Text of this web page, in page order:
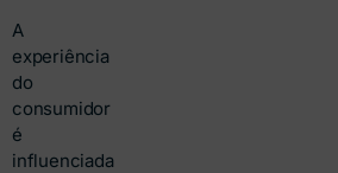
A
experiência
do
consumidor
é
influenciada